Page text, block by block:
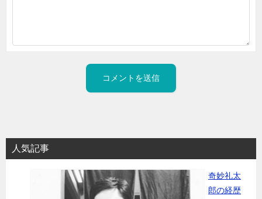
人気記事
奇妙礼太
郎の経歴